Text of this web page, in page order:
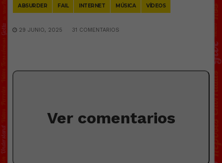
ABSURDER FAIL INTERNET MÚSICA VÍDEOS
29 JUNIO, 2025 31 COMENTARIOS
Ver comentarios